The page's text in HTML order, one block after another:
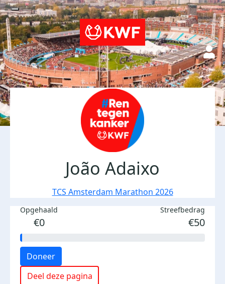
João Adaixo
TCS Amsterdam Marathon 2026
Opgehaald
€0
Streefbedrag
€50
Doneer
Deel deze pagina